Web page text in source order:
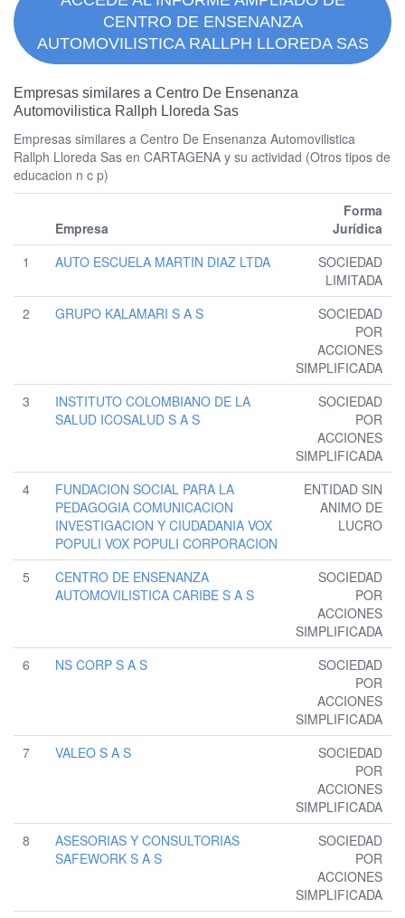
CENTRO DE ENSENANZA
AUTOMOVILISTICA RALLPH LLOREDA SAS
Empresas similares a Centro De Ensenanza
Automovilistica Rallph Lloreda Sas
Empresas similares a Centro De Ensenanza Automovilistica
Rallph Lloreda Sas en CARTAGENA y su actividad (Otros tipos de
educacion n c p)
Empresa
Forma
Jurídica
1
AUTO ESCUELA MARTIN DIAZ LTDA
SOCIEDAD
LIMITADA
2
GRUPO KALAMARI S A S
SOCIEDAD
POR
ACCIONES
SIMPLIFICADA
3
INSTITUTO COLOMBIANO DE LA
SALUD ICOSALUD S A S
SOCIEDAD
POR
ACCIONES
SIMPLIFICADA
4
FUNDACION SOCIAL PARA LA
PEDAGOGIA COMUNICACION
INVESTIGACION Y CIUDADANIA VOX
POPULI VOX POPULI CORPORACION
ENTIDAD SIN
ANIMO DE
LUCRO
5
CENTRO DE ENSENANZA
AUTOMOVILISTICA CARIBE S A S
SOCIEDAD
POR
ACCIONES
SIMPLIFICADA
6
NS CORP S A S
SOCIEDAD
POR
ACCIONES
SIMPLIFICADA
7
VALEO S A S
SOCIEDAD
POR
ACCIONES
SIMPLIFICADA
8
ASESORIAS Y CONSULTORIAS
SAFEWORK S A S
SOCIEDAD
POR
ACCIONES
SIMPLIFICADA